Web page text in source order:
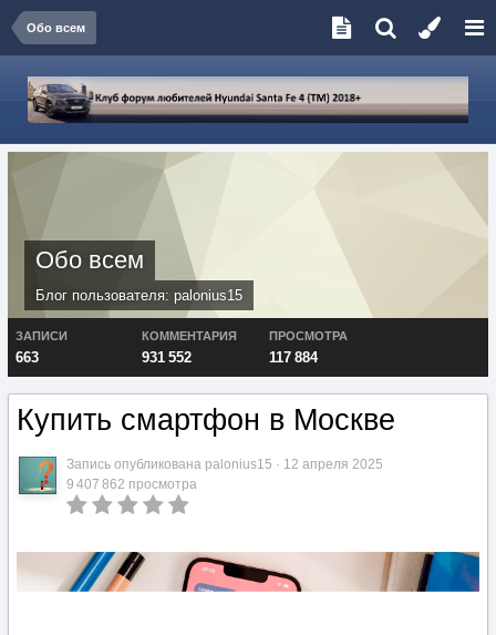
Обо всем
Обо всем
Блог пользователя: palonius15
ЗАПИСИ
663
КОММЕНТАРИЯ
931 552
ПРОСМОТРА
117 884
Купить смартфон в Москве
Запись опубликована palonius15 · 12 апреля 2025
9 407 862 просмотра